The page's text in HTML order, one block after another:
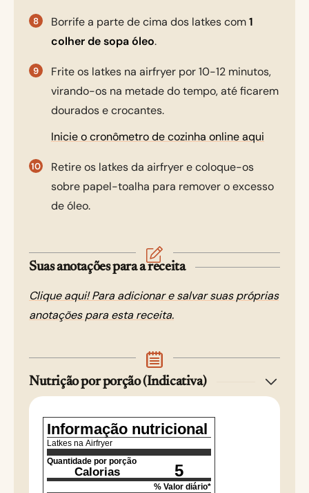
Borrife a parte de cima dos latkes com1
colher de sopa óleo.
Frite os latkes na airfryer por 10-12 minutos,
virando-os na metade do tempo, até ficarem
dourados e crocantes.
Inicie o cronômetro de cozinha online aqui
Retire os latkes da airfryer e coloque-os
sobre papel-toalha para remover o excesso
de óleo.
Suas anotações para a receita
Clique aqui! Para adicionar e salvar suas próprias
anotações para esta receita.
Nutrição por porção (Indicativa)
Informação nutricional
Latkes na Airfryer
Quantidade por porção
Calorias 5
% Valor diário*